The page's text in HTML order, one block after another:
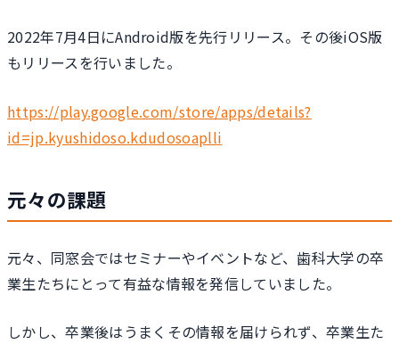
2022年7月4日にAndroid版を先行リリース。その後iOS版
もリリースを行いました。
https://play.google.com/store/apps/details?
id=jp.kyushidoso.kdudosoaplli
元々の課題
元々、同窓会ではセミナーやイベントなど、歯科大学の卒
業生たちにとって有益な情報を発信していました。
しかし、卒業後はうまくその情報を届けられず、卒業生た